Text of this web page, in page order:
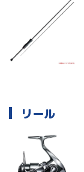
リール